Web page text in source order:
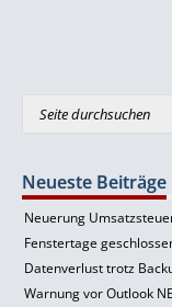
Neueste Beiträge
Neuerung
Fenstertage
Datenverlust trotz
Warnung vor Outlook